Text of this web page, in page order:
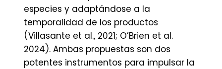
especies y adaptándose a la
temporalidad de los productos
(Villasante et al., 2021; O’Brien et al.
2024). Ambas propuestas son dos
potentes instrumentos para impulsar la